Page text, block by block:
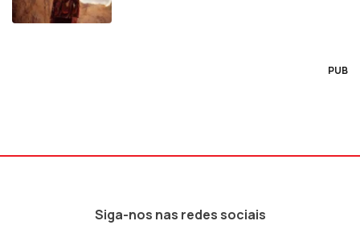
PUB
Siga-nos nas redes sociais